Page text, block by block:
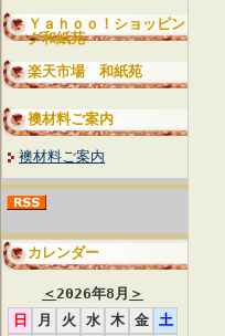
Ｙａｈｏｏ！ショッピン
グ和紙苑
楽天市場 和紙苑
襖材料ご案内
襖材料ご案内
カレンダー
＜2026年8月 ＞
日
月 火 水 木 金 土